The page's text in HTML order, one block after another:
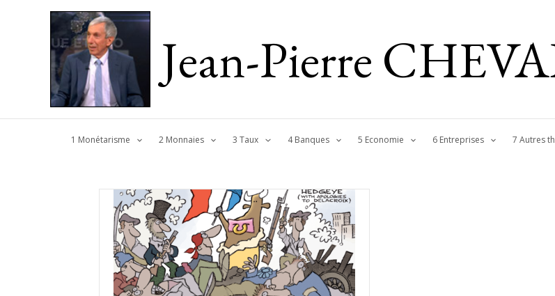
Jean-Pierre
1 Monétarisme 2 Monnaies 3 Taux 4 Banques 5 Economie 6 Entreprises 7 Autres